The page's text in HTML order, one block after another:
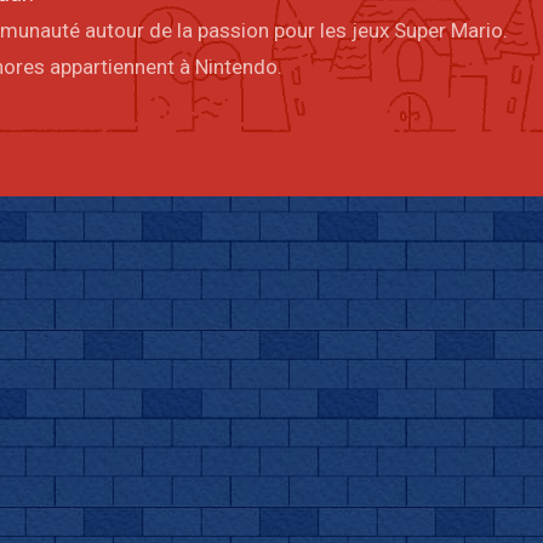
autour de la passion pour les jeux Super Mario.
appartiennent à Nintendo.